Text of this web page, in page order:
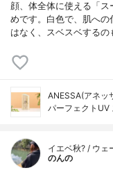
顔、体全体に使える「
めです。白色で、肌への
はなく、スベスベする
ANESSA(アネッ
パーフェクトUV
イエベ秋? / ウェ
のんの